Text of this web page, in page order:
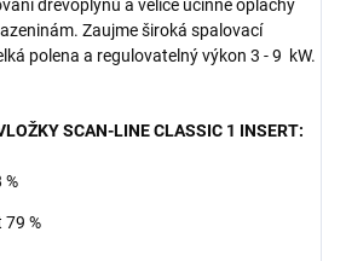
dřevoplynů a velice účinné oplachy
Zaujme široká spalovací
polena a regulovatelný výkon 3 - 9 kW.
SCAN-LINE CLASSIC 1 INSERT:
%
%